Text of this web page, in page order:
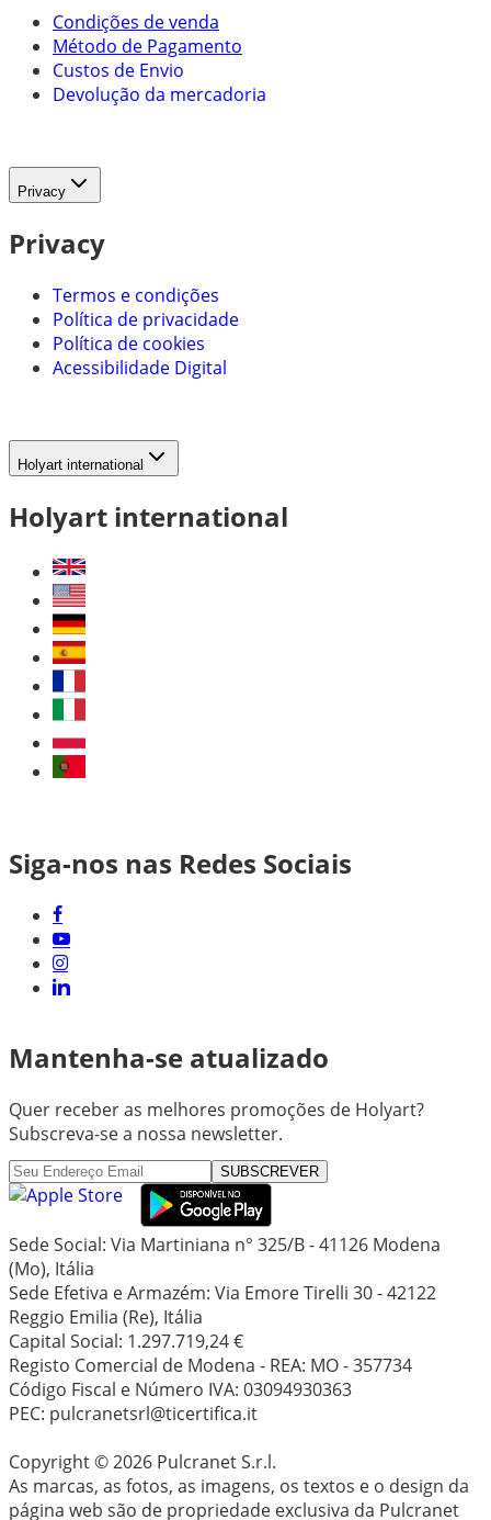
Condições de venda
Método de Pagamento
Custos de Envio
Devolução da mercadoria
Privacy
Privacy
Termos e condições
Política de privacidade
Política de cookies
Acessibilidade Digital
Holyart international
Holyart international
Siga-nos nas Redes Sociais
Mantenha-se atualizado
Quer receber as melhores promoções de Holyart?
Subscreva-se a nossa newsletter.
SUBSCREVER
Sede Social: Via Martiniana n° 325/B - 41126 Modena
(Mo), Itália
Sede Efetiva e Armazém: Via Emore Tirelli 30 - 42122
Reggio Emilia (Re), Itália
Capital Social: 1.297.719,24 €
Registo Comercial de Modena - REA: MO - 357734
Código Fiscal e Número IVA: 03094930363
PEC: pulcranetsrl@ticertifica.it
Copyright © 2026 Pulcranet S.r.l.
As marcas, as fotos, as imagens, os textos e o design da
página web são de propriedade exclusiva da Pulcranet